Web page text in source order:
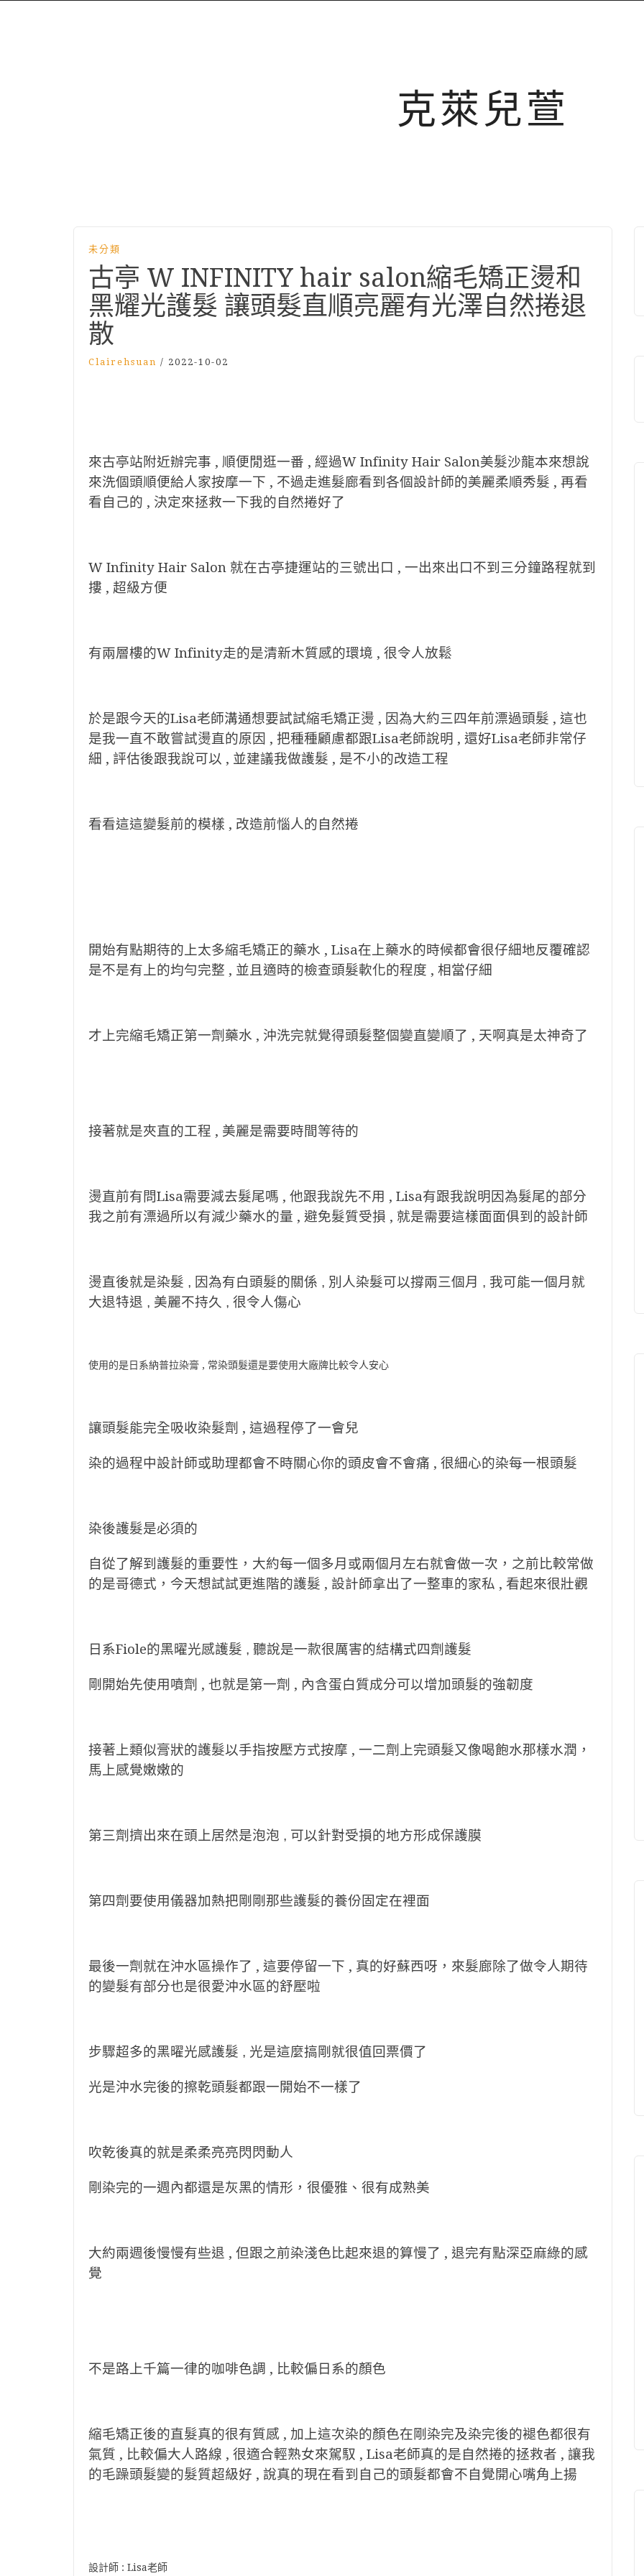
克萊兒萱
未分類
古亭 W INFINITY hair salon縮毛矯正燙和
黑耀光護髮 讓頭髮直順亮麗有光澤自然捲退
散
Clairehsuan / 2022-10-02
來古亭站附近辦完事 , 順便閒逛一番 , 經過W Infinity Hair Salon美髮沙龍本來想說
來洗個頭順便給人家按摩一下 , 不過走進髮廊看到各個設計師的美麗柔順秀髮 , 再看
看自己的 , 決定來拯救一下我的自然捲好了
W Infinity Hair Salon 就在古亭捷運站的三號出口 , 一出來出口不到三分鐘路程就到
摟 , 超級方便
有兩層樓的W Infinity走的是清新木質感的環境 , 很令人放鬆
於是跟今天的Lisa老師溝通想要試試縮毛矯正燙 , 因為大約三四年前漂過頭髮 , 這也
是我一直不敢嘗試燙直的原因 , 把種種顧慮都跟Lisa老師說明 , 還好Lisa老師非常仔
細 , 評估後跟我說可以 , 並建議我做護髮 , 是不小的改造工程
看看這這變髮前的模樣 , 改造前惱人的自然捲
開始有點期待的上太多縮毛矯正的藥水 , Lisa在上藥水的時候都會很仔細地反覆確認
是不是有上的均勻完整 , 並且適時的檢查頭髮軟化的程度 , 相當仔細
才上完縮毛矯正第一劑藥水 , 沖洗完就覺得頭髮整個變直變順了 , 天啊真是太神奇了
接著就是夾直的工程 , 美麗是需要時間等待的
燙直前有問Lisa需要減去髮尾嗎 , 他跟我說先不用 , Lisa有跟我說明因為髮尾的部分
我之前有漂過所以有減少藥水的量 , 避免髮質受損 , 就是需要這樣面面俱到的設計師
燙直後就是染髮 , 因為有白頭髮的關係 , 別人染髮可以撐兩三個月 , 我可能一個月就
大退特退 , 美麗不持久 , 很令人傷心
使用的是日系納普拉染膏 , 常染頭髮還是要使用大廠牌比較令人安心
讓頭髮能完全吸收染髮劑 , 這過程停了一會兒
染的過程中設計師或助理都會不時關心你的頭皮會不會痛 , 很細心的染每一根頭髮
染後護髮是必須的
自從了解到護髮的重要性，大約每一個多月或兩個月左右就會做一次，之前比較常做
的是哥德式，今天想試試更進階的護髮 , 設計師拿出了一整車的家私 , 看起來很壯觀
日系Fiole的黑曜光感護髮 , 聽說是一款很厲害的結構式四劑護髮
剛開始先使用噴劑 , 也就是第一劑 , 內含蛋白質成分可以增加頭髮的強韌度
接著上類似膏狀的護髮以手指按壓方式按摩 , 一二劑上完頭髮又像喝飽水那樣水潤，
馬上感覺嫩嫩的
第三劑擠出來在頭上居然是泡泡 , 可以針對受損的地方形成保護膜
第四劑要使用儀器加熱把剛剛那些護髮的養份固定在裡面
最後一劑就在沖水區操作了 , 這要停留一下 , 真的好蘇西呀，來髮廊除了做令人期待
的變髮有部分也是很愛沖水區的舒壓啦
步驟超多的黑曜光感護髮 , 光是這麼搞剛就很值回票價了
光是沖水完後的擦乾頭髮都跟一開始不一樣了
吹乾後真的就是柔柔亮亮閃閃動人
剛染完的一週內都還是灰黑的情形，很優雅、很有成熟美
大約兩週後慢慢有些退 , 但跟之前染淺色比起來退的算慢了 , 退完有點深亞麻綠的感
覺
不是路上千篇一律的咖啡色調 , 比較偏日系的顏色
縮毛矯正後的直髮真的很有質感 , 加上這次染的顏色在剛染完及染完後的褪色都很有
氣質 , 比較偏大人路線 , 很適合輕熟女來駕馭 , Lisa老師真的是自然捲的拯救者 , 讓我
的毛躁頭髮變的髮質超級好 , 說真的現在看到自己的頭髮都會不自覺開心嘴角上揚
設計師 : Lisa老師